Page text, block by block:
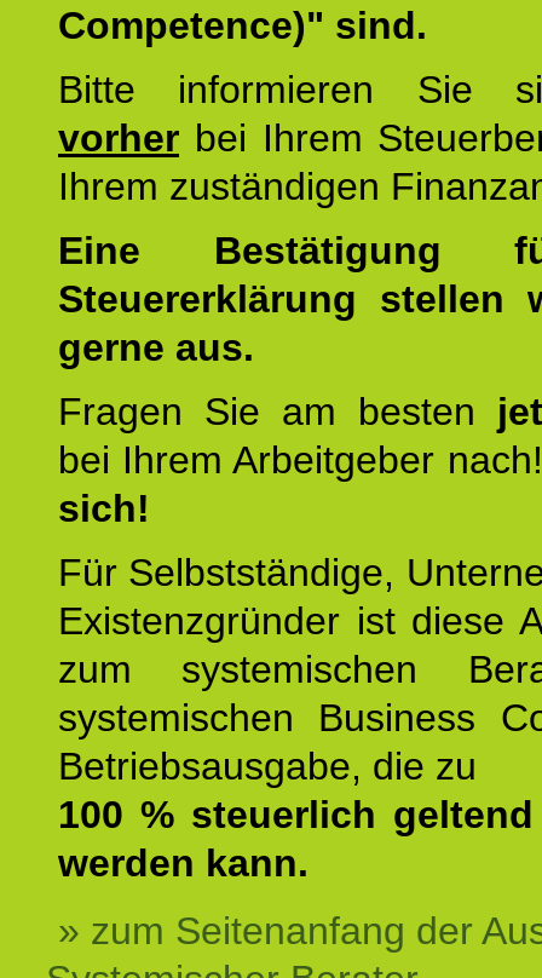
Competence)" sind.
Bitte informieren Sie
vorher bei Ihrem
Ihrem zuständigen
Eine Bestätigung
Steuererklärung stellen
gerne aus.
Fragen Sie am besten
bei Ihrem Arbeitgeber
sich!
Für Selbstständige,
Existenzgründer ist diese
zum systemischen
systemischen Business
Betriebsausgabe, die zu
100 % steuerlich
werden kann.
» zum Seitenanfang der